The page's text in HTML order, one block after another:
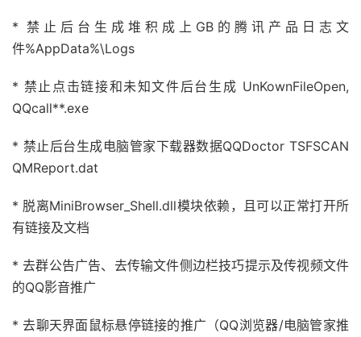
* 禁止后台生成堆积成上GB的腾讯产品日志文
件%AppData%\Logs
* 禁止点击链接和未知文件后台生成 UnKownFileOpen,
QQcall**.exe
* 禁止后台生成电脑管家下载器数据QQDoctor TSFSCAN
QMReport.dat
* 脱离MiniBrowser_Shell.dll模块依赖，且可以正常打开所
有链接及文档
* 去群公告广告、去传输文件侧边栏技巧提示及传视频文件
的QQ影音推广
* 去聊天界面鼠标悬停链接的推广（QQ浏览器/电脑管家推